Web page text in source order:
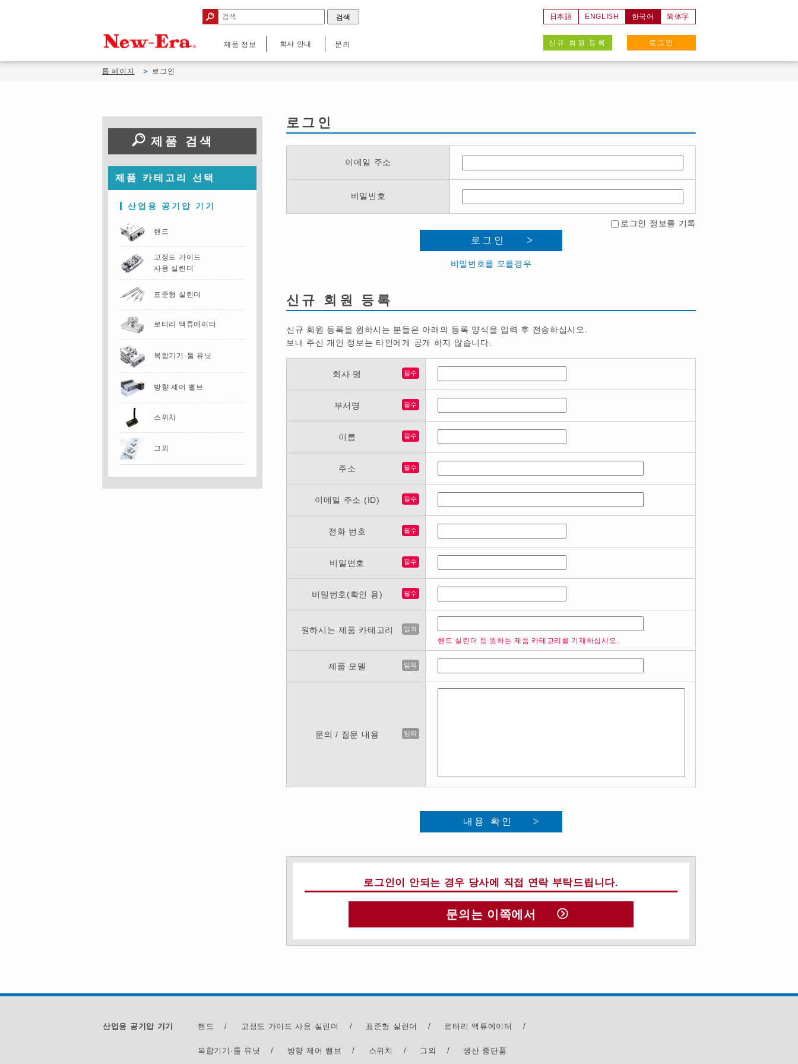
제품 정보 회사 안내 문의
日本語 ENGLISH 한국어 简体字
신규 회원 등록 로그인
톱 페이지 로그인
로그인
이메일 주소
비밀번호
로그인 정보를 기록
로그인
비밀번호를 모를경우
신규 회원 등록
신규 회원 등록을 원하시는 분들은 아래의 등록 양식을 입력 후 전송하십시오.
보내 주신 개인 정보는 타인에게 공개 하지 않습니다.
회사 명 필수
부서명 필수
이름 필수
주소 필수
이메일 주소 (ID) 필수
전화 번호 필수
비밀번호 필수
비밀번호(확인 용) 필수
원하시는 제품 카테고리 임의
핸드 실린더 등 원하는 제품 카테고리를 기재하십시오.
제품 모델 임의
문의 / 질문 내용 임의
내용 확인
로그인이 안되는 경우 당사에 직접 연락 부탁드립니다.
문의는 이쪽에서
제품 검색
제품 카테고리 선택
산업용 공기압 기기
핸드
고정도 가이드
사용 실린더
표준형 실린더
로터리 액튜에이터
복합기기·툴 유닛
방향 제어 밸브
스위치
그외
산업용 공기압 기기 핸드 / 고정도 가이드 사용 실린더 / 표준형 실린더 / 로터리 액튜에이터 /
복합기기·툴 유닛 / 방향 제어 밸브 / 스위치 / 그외 / 생산 중단품